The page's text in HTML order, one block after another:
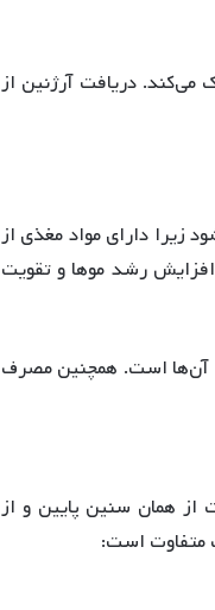
می‌کند. دریافت آرژنین از
زیرا دارای مواد مغذی از
رشد موها و تقویت
آن‌ها است. همچنین مصرف
همان سنین پایین و از
متفاوت است: